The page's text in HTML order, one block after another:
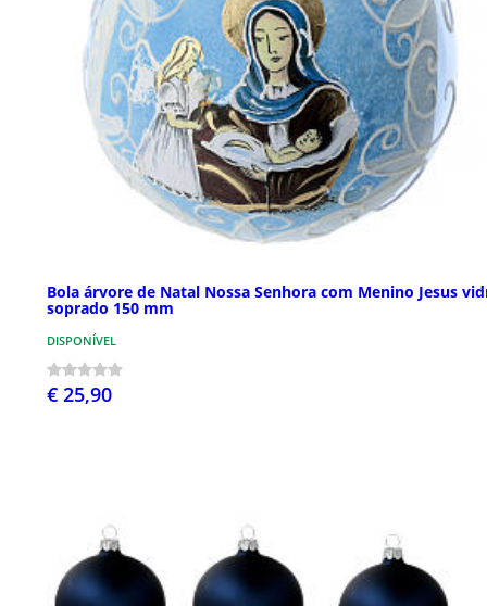
Bola árvore de Natal Nossa Senhora com Menino Jesus
soprado 150 mm
DISPONÍVEL
€ 25,90